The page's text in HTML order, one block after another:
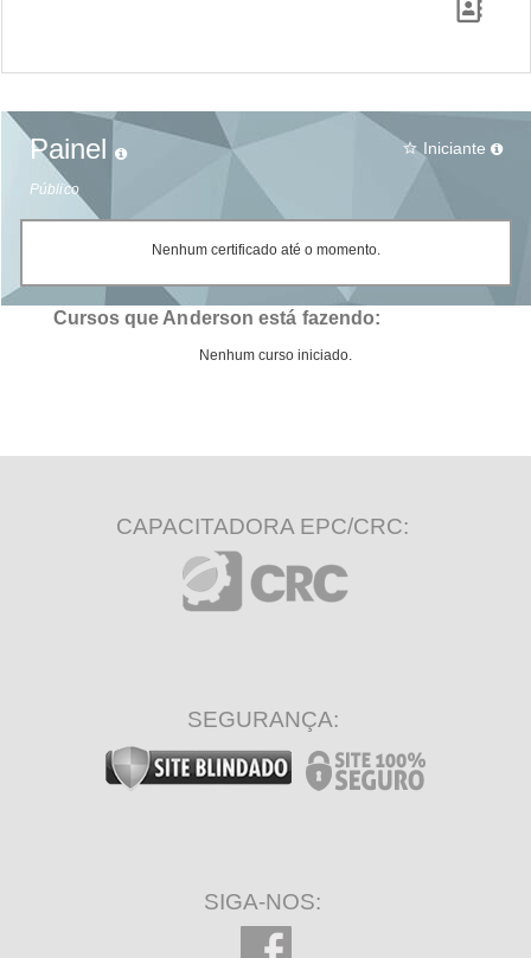
Painel
Público
star_border Iniciante
Nenhum certificado até o momento.
Cursos que Anderson está fazendo:
Nenhum curso iniciado.
CAPACITADORA EPC/CRC:
SEGURANÇA:
SIGA-NOS: